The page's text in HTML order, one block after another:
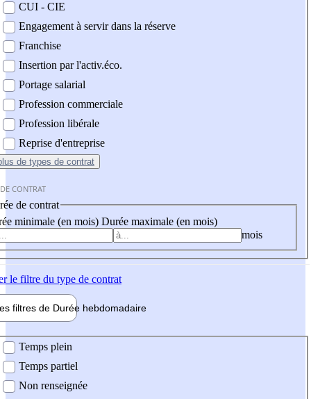
CUI - CIE
Engagement à servir dans la réserve
Franchise
Insertion par l'activ.éco.
Portage salarial
Profession commerciale
Profession libérale
Reprise d'entreprise
de types de contrat
CONTRAT
de contrat
minimale (en mois) Durée maximale (en mois)
mois
le filtre du type de contrat
filtres de Durée hebdomadaire
Temps plein
Temps partiel
Non renseignée